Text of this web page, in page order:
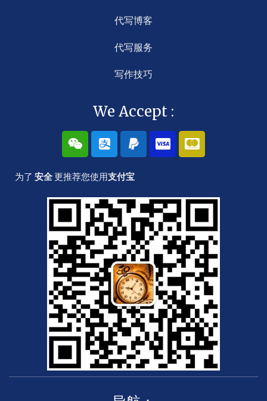
代写博客
代写服务
写作技巧
We Accept :
W
e
i
x
n
A
l
i
p
y
P
a
y
p
l
C
c
-
s
a
C
c
-
s
e
r
c
a
r
d
为了 安全更推荐您使用支付宝